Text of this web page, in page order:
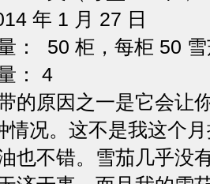
年 1 月 27 日
： 50 柜，每柜 50
： 4
的原因之一是它会让
情况。这不是我这个
也不错。雪茄几乎没